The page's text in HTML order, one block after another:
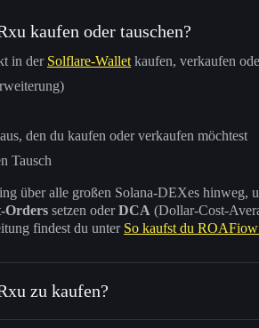
kaufen oder tauschen?
in der Solflare-Wallet kaufen, verkaufen
den du kaufen oder verkaufen möchtest
Tausch
über alle großen Solana-DEXes hinweg,
Orders setzen oderDCA (Dollar-Cost-
findest du unter So kaufst du
zu kaufen?
nicht verifiziert